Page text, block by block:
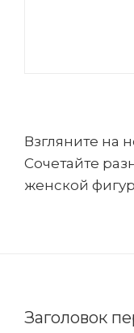
Взгляните на
Сочетайте
женской
Заголовок